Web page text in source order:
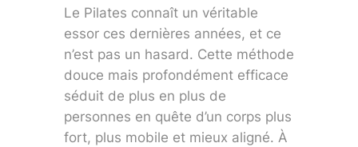
Le Pilates connaît un véritable
essor ces dernières années, et ce
n’est pas un hasard. Cette méthode
douce mais profondément efficace
séduit de plus en plus de
personnes en quête d’un corps plus
fort, plus mobile et mieux aligné. À